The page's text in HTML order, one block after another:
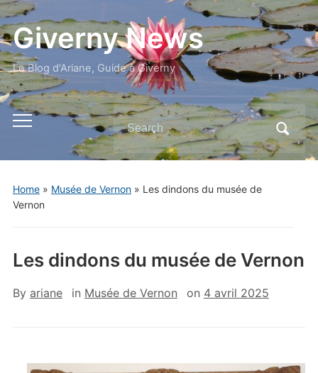
Giverny News
Le Blog d'Ariane, Guide à Giverny
Toggle
menu
Search
for:
Home» Musée de Vernon» Les dindons du musée de
Vernon
Les dindons du musée de Vernon
By ariane in Musée de Vernon on 4 avril 2025